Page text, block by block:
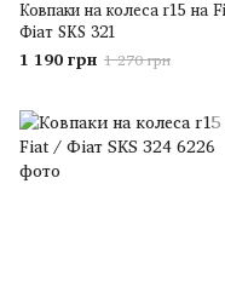
Ковпаки на колеса r15 на
Фіат SKS 321
1 190 грн 1 270 грн